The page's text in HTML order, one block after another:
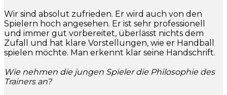
Wir sind absolut zufrieden. Er wird auch von den
Spielern hoch angesehen. Er ist sehr professionell
und immer gut vorbereitet, überlässt nichts dem
Zufall und hat klare Vorstellungen, wie er Handball
spielen möchte. Man erkennt klar seine Handschrift.
Wie nehmen die jungen Spieler die Philosophie des
Trainers an?